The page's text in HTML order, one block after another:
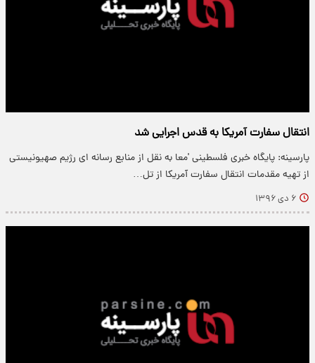
انتقال سفارت آمریکا به قدس اجرایی شد
پارسینه: پایگاه خبری فلسطینی 'معا به نقل از منابع رسانه ای رژیم صهیونیستی
از تهیه مقدمات انتقال سفارت آمریکا از تل…
۶ دی ۱۳۹۶